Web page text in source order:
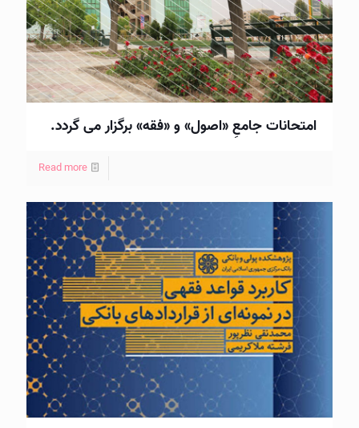
امتحانات جامعِ «اصول» و «فقه» برگزار می گردد.
Read more